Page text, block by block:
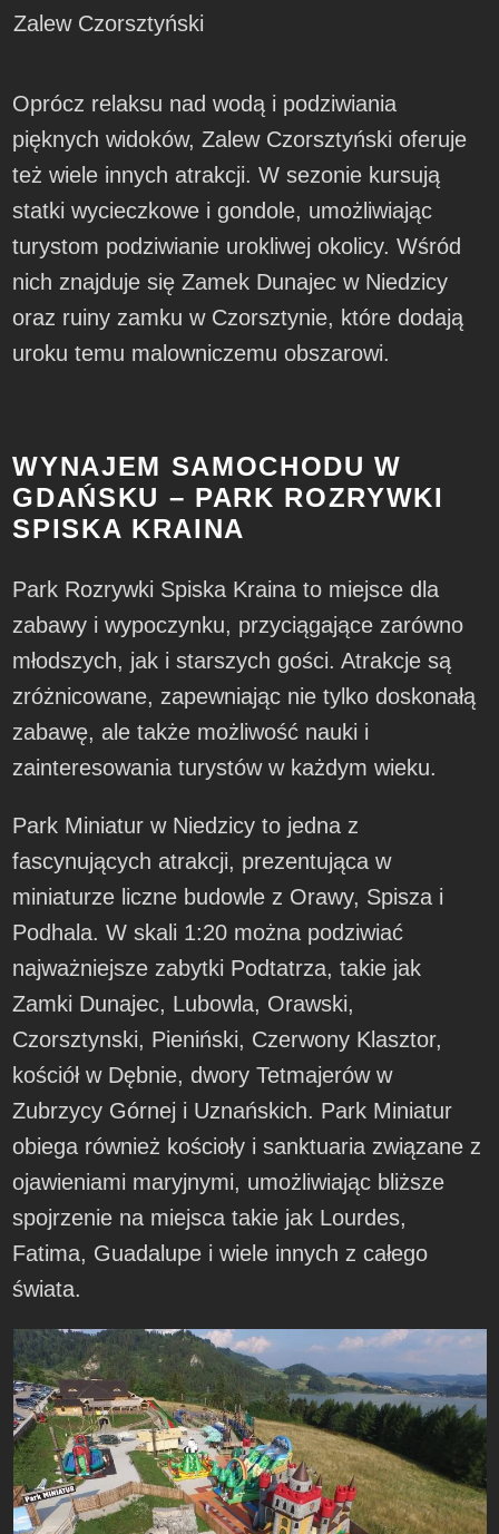
Zalew Czorsztyński
Oprócz relaksu nad wodą i podziwiania
pięknych widoków, Zalew Czorsztyński oferuje
też wiele innych atrakcji. W sezonie kursują
statki wycieczkowe i gondole, umożliwiając
turystom podziwianie urokliwej okolicy. Wśród
nich znajduje się Zamek Dunajec w Niedzicy
oraz ruiny zamku w Czorsztynie, które dodają
uroku temu malowniczemu obszarowi.
WYNAJEM SAMOCHODU W
GDAŃSKU – PARK ROZRYWKI
SPISKA KRAINA
Park Rozrywki Spiska Kraina to miejsce dla
zabawy i wypoczynku, przyciągające zarówno
młodszych, jak i starszych gości. Atrakcje są
zróżnicowane, zapewniając nie tylko doskonałą
zabawę, ale także możliwość nauki i
zainteresowania turystów w każdym wieku.
Park Miniatur w Niedzicy to jedna z
fascynujących atrakcji, prezentująca w
miniaturze liczne budowle z Orawy, Spisza i
Podhala. W skali 1:20 można podziwiać
najważniejsze zabytki Podtatrza, takie jak
Zamki Dunajec, Lubowla, Orawski,
Czorsztynski, Pieniński, Czerwony Klasztor,
kościół w Dębnie, dwory Tetmajerów w
Zubrzycy Górnej i Uznańskich. Park Miniatur
obiega również kościoły i sanktuaria związane z
ojawieniami maryjnymi, umożliwiając bliższe
spojrzenie na miejsca takie jak Lourdes,
Fatima, Guadalupe i wiele innych z całego
świata.